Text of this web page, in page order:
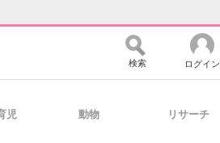
検索 ログイン
児 動物 リサーチ